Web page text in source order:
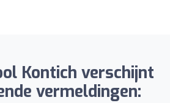
Kontich verschijnt
vermeldingen: